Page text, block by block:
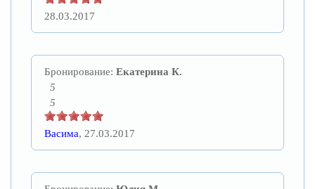
28.03.2017
Бронирование: Екатерина К.
5
5
Васима, 27.03.2017